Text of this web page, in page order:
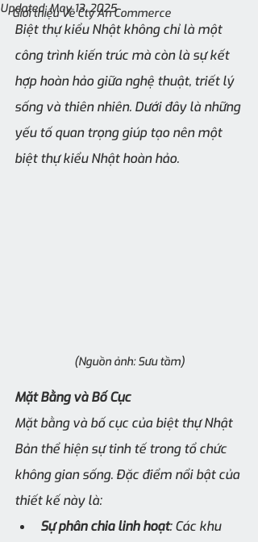
Giới thiệu Về Cty An Commerce
Updated:May 13, 2025
Biệt thự kiểu Nhật không chỉ là một
công trình kiến trúc mà còn là sự kết
hợp hoàn hảo giữa nghệ thuật, triết lý
sống và thiên nhiên. Dưới đây là những
yếu tố quan trọng giúp tạo nên một
biệt thự kiểu Nhật hoàn hảo.
(Nguồn ảnh: Sưu tầm)
Mặt Bằng và Bố Cục
Mặt bằng và bố cục của biệt thự Nhật
Bản thể hiện sự tinh tế trong tổ chức
không gian sống. Đặc điểm nổi bật của
thiết kế này là:
Sự phân chia linh hoạt: Các khu